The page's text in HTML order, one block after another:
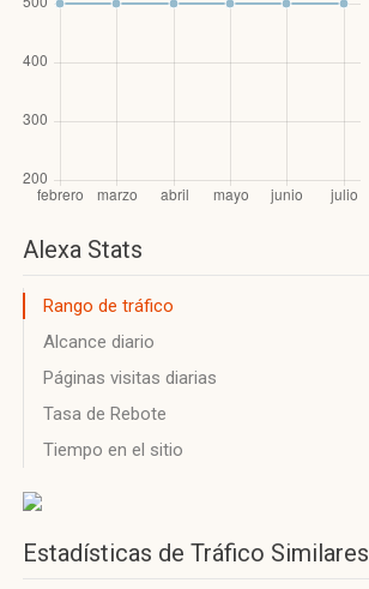
Alexa Stats
Rango de tráfico
Alcance diario
Páginas visitas diarias
Tasa de Rebote
Tiempo en el sitio
Estadísticas de Tráfico Similares